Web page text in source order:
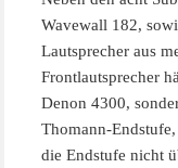
Wavewall 182,
Lautsprecher aus
Frontlautsprecher
Denon 4300,
Thomann-
die Endstufe nicht